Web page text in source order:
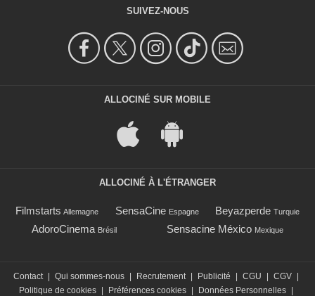
SUIVEZ-NOUS
ALLOCINÉ SUR MOBILE
ALLOCINÉ À L'ÉTRANGER
Filmstarts Allemagne SensaCine Espagne Beyazperde Turquie
AdoroCinema Brésil Sensacine México Mexique
Contact Qui sommes-nous Recrutement Publicité CGU CGV
Politique de cookies
Préférences cookies Données Personnelles